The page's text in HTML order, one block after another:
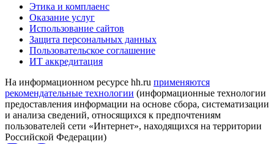
Этика и комплаенс
Оказание услуг
Использование сайтов
Защита персональных данных
Пользовательское соглашение
ИТ аккредитация
На информационном ресурсе hh.ru применяются
рекомендательные технологии (информационные технологии
предоставления информации на основе сбора, систематизации
и анализа сведений, относящихся к предпочтениям
пользователей сети «Интернет», находящихся на территории
Российской Федерации)